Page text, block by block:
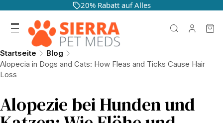
20% Rabatt auf Alles
Startseite
Blog
Alopecia in Dogs and Cats: How Fleas and Ticks Cause Hair
Loss
Alopezie bei Hunden und